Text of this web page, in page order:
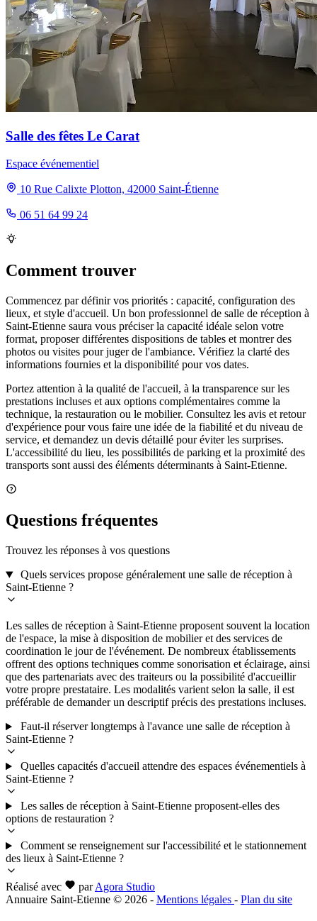
Salle des fêtes Le Carat
Espace événementiel
10 Rue Calixte Plotton, 42000 Saint-Étienne
06 51 64 99 24
Comment trouver
Commencez par définir vos priorités : capacité, configuration des
lieux, et style d'accueil. Un bon professionnel de salle de réception à
Saint-Etienne saura vous préciser la capacité idéale selon votre
format, proposer différentes dispositions de tables et montrer des
photos ou visites pour juger de l'ambiance. Vérifiez la clarté des
informations fournies et la disponibilité pour vos dates.
Portez attention à la qualité de l'accueil, à la transparence sur les
prestations incluses et aux options complémentaires comme la
technique, la restauration ou le mobilier. Consultez les avis et retour
d'expérience pour vous faire une idée de la fiabilité et du niveau de
service, et demandez un devis détaillé pour éviter les surprises.
L'accessibilité du lieu, les possibilités de parking et la proximité des
transports sont aussi des éléments déterminants à Saint-Etienne.
Questions fréquentes
Trouvez les réponses à vos questions
Quels services propose généralement une salle de réception à
Saint-Etienne ?
Les salles de réception à Saint-Etienne proposent souvent la location
de l'espace, la mise à disposition de mobilier et des services de
coordination le jour de l'événement. De nombreux établissements
offrent des options techniques comme sonorisation et éclairage, ainsi
que des partenariats avec des traiteurs ou la possibilité d'accueillir
votre propre prestataire. Les modalités varient selon la salle, il est
préférable de demander un descriptif précis des prestations incluses.
Faut-il réserver longtemps à l'avance une salle de réception à
Saint-Etienne ?
Quelles capacités d'accueil attendre des espaces événementiels à
Saint-Etienne ?
Les salles de réception à Saint-Etienne proposent-elles des
options de restauration ?
Comment se renseignement sur l'accessibilité et le stationnement
des lieux à Saint-Etienne ?
Réalisé avec par Agora Studio
Annuaire Saint-Etienne © 2026 - Mentions légales - Plan du site